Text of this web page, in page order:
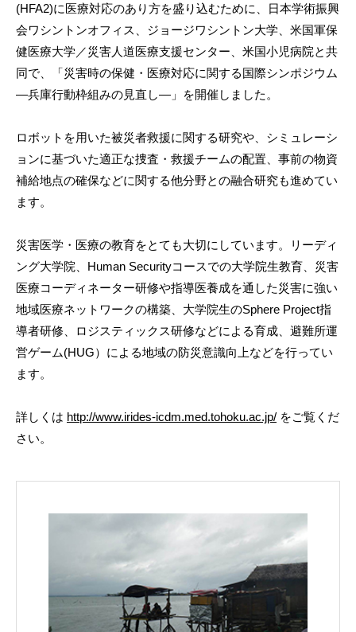
(HFA2)に医療対応のあり方を盛り込むために、日本学術振興
会ワシントンオフィス、ジョージワシントン大学、米国軍保
健医療大学／災害人道医療支援センター、米国小児病院と共
同で、「災害時の保健・医療対応に関する国際シンポジウム
―兵庫行動枠組みの見直し―」を開催しました。
ロボットを用いた被災者救援に関する研究や、シミュレーシ
ョンに基づいた適正な捜査・救援チームの配置、事前の物資
補給地点の確保などに関する他分野との融合研究も進めてい
ます。
災害医学・医療の教育をとても大切にしています。リーディ
ング大学院、Human Securityコースでの大学院生教育、災害
医療コーディネーター研修や指導医養成を通した災害に強い
地域医療ネットワークの構築、大学院生のSphere Project指
導者研修、ロジスティックス研修などによる育成、避難所運
営ゲーム(HUG）による地域の防災意識向上などを行ってい
ます。
詳しくは http://www.irides-icdm.med.tohoku.ac.jp/ をご覧くだ
さい。